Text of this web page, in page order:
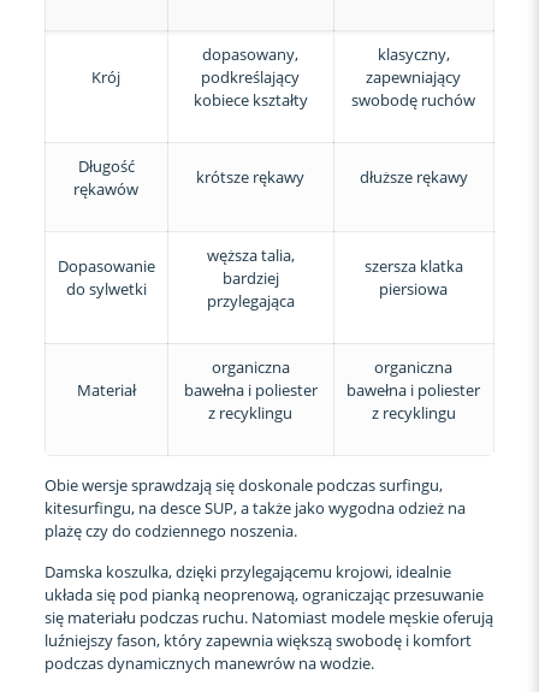
Krój
dopasowany,
podkreślający
kobiece kształty
klasyczny,
zapewniający
swobodę ruchów
Długość
rękawów
krótsze rękawy dłuższe rękawy
Dopasowanie
do sylwetki
węższa talia,
bardziej
przylegająca
szersza klatka
piersiowa
Materiał
organiczna
bawełna i poliester
z recyklingu
organiczna
bawełna i poliester
z recyklingu
Obie wersje sprawdzają się doskonale podczas surfingu,
kitesurfingu, na desce SUP, a także jako wygodna odzież na
plażę czy do codziennego noszenia.
Damska koszulka, dzięki przylegającemu krojowi, idealnie
układa się pod pianką neoprenową, ograniczając przesuwanie
się materiału podczas ruchu. Natomiast modele męskie oferują
luźniejszy fason, który zapewnia większą swobodę i komfort
podczas dynamicznych manewrów na wodzie.